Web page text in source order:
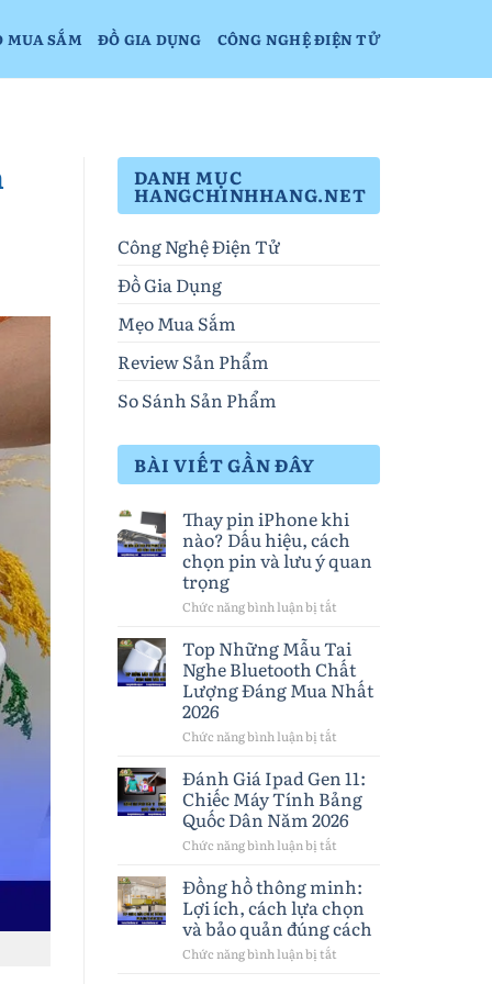
MUA SẮM ĐỒ GIA DỤNG CÔNG NGHỆ ĐIỆN TỬ
DANH MỤC
HANGCHINHHANG.NET
Công Nghệ Điện Tử
Đồ Gia Dụng
Mẹo Mua Sắm
Review Sản Phẩm
So Sánh Sản Phẩm
BÀI VIẾT GẦN ĐÂY
Thay pin iPhone khi
nào? Dấu hiệu, cách
chọn pin và lưu ý quan
trọng
Chức năng bình luận bị tắt
pin
iPhone
khi
nào?
pin
và
lưu
ý
Top Những Mẫu Tai
Nghe Bluetooth Chất
Lượng Đáng Mua Nhất
2026
Chức năng bình luận bị tắt
Những
Mẫu
Tai
Nghe
Đáng
Mua
Nhất
2026
Đánh Giá Ipad Gen 11:
Chiếc Máy Tính Bảng
Quốc Dân Năm 2026
Chức năng bình luận bị tắt
Giá
Ipad
Gen
11:
Đồng hồ thông minh:
Lợi ích, cách lựa chọn
và bảo quản đúng cách
Chức năng bình luận bị tắt